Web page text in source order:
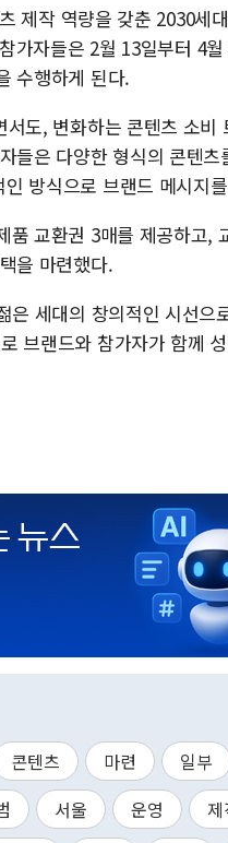
제작 역량을 갖춘 2030세
가자들은 2월 13일부터 4
수행하게 된다.
도, 변화하는 콘텐츠 소비
들은 다양한 형식의 콘텐
방식으로 브랜드 메시지
교환권 3매를 제공하고,
을 마련했다.
세대의 창의적인 시선으
브랜드와 참가자가 함께
콘텐츠 마련 일부
서울 운영